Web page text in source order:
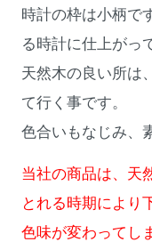
時計の枠は小柄で
る時計に仕上がっ
天然木の良い所は
て行く事です。
色合いもなじみ、
当社の商品は、天
とれる時期により
色味が変わってし